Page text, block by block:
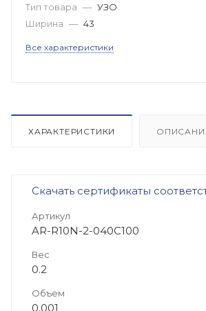
Тип товара — УЗО
Ширина — 43
Все характеристики
ХАРАКТЕРИСТИКИ
Скачать сертификаты
Артикул
AR-R10N-2-040C100
Вес
0.2
Объем
0,001